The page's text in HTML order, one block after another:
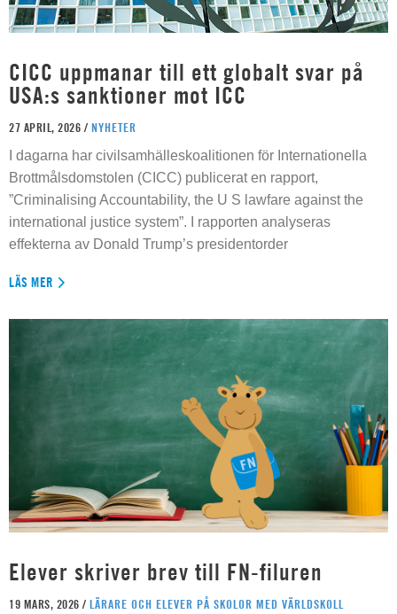
CICC uppmanar till ett globalt svar på
USA:s sanktioner mot ICC
27 APRIL, 2026 / NYHETER
I dagarna har civilsamhälleskoalitionen för Internationella
Brottmålsdomstolen (CICC) publicerat en rapport,
”Criminalising Accountability, the U S lawfare against the
international justice system”. I rapporten analyseras
effekterna av Donald Trump’s presidentorder
LÄS MER
Elever skriver brev till FN-filuren
19 MARS, 2026 / LÄRARE OCH ELEVER PÅ SKOLOR MED VÄRLDSKOLL